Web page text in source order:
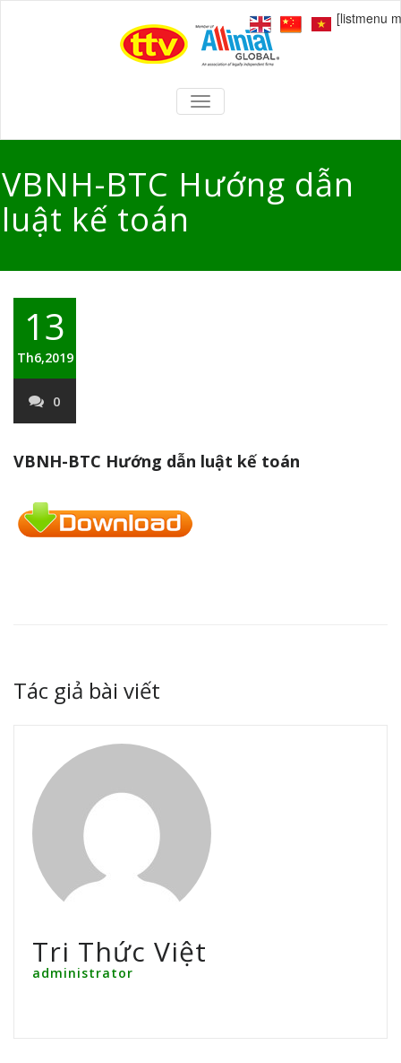
TOGGLE
NAVIGATION
VBNH-BTC Hướng dẫn
luật kế toán
13
Th6,2019
0
VBNH-BTC Hướng dẫn luật kế toán
Tác giả bài viết
Tri Thức Việt
administrator
[listmenu